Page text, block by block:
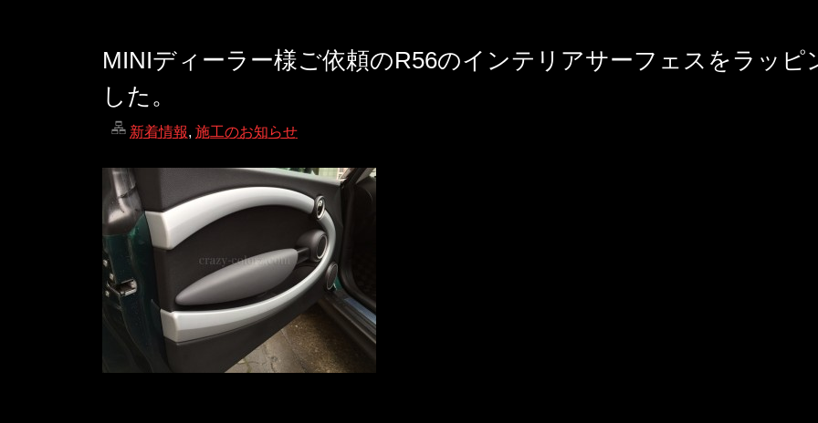
MINIディーラー様ご依頼のR56のインテリアサーフェスをラッピ
した。
新着情報, 施工のお知らせ